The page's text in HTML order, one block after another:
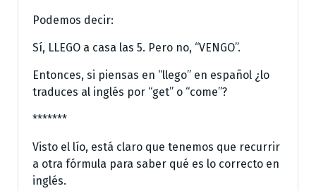
Podemos decir:
Sí, LLEGO a casa las 5. Pero no, “VENGO”.
Entonces, si piensas en “llego” en español ¿lo
traduces al inglés por “get” o “come”?
*******
Visto el lío, está claro que tenemos que recurrir
a otra fórmula para saber qué es lo correcto en
inglés.